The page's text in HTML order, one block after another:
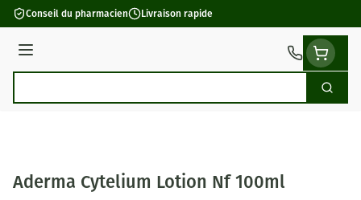
Aller au contenu
Conseil du pharmacien Livraison rapide
Menu
Aderma Cytelium Lotion Nf 100ml